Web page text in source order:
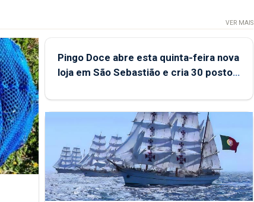
VER MAIS
Pingo Doce abre esta quinta-feira nova
loja em São Sebastião e cria 30 postos